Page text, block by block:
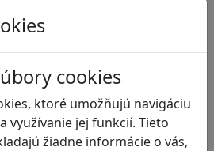
cookies
ktoré umožňujú navigáciu
využívanie jej funkcií. Tieto
žiadne informácie o vás,